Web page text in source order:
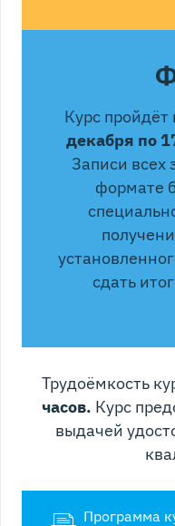
Курс
декабря по
Записи всех
формате
сдать
Трудоёмкость
часов. Курс
выдачей
Программа